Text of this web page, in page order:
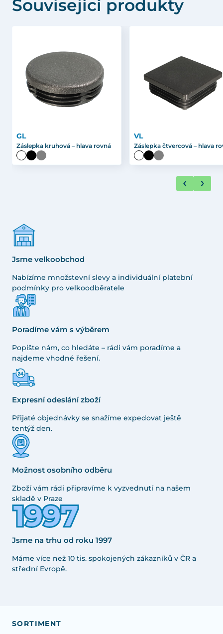
Související produkty
GL
Záslepka kruhová – hlava rovná
VL
Záslepka čtvercová – hlava
Jsme velkoobchod
Nabízíme množstevní slevy a individuální platební
podmínky pro velkoodběratele
Poradíme vám s výběrem
Popište nám, co hledáte – rádi vám poradíme a
najdeme vhodné řešení.
Expresní odeslání zboží
Přijaté objednávky se snažíme expedovat ještě
tentýž den.
Možnost osobního odběru
Zboží vám rádi připravíme k vyzvednutí na našem
skladě v Praze
Jsme na trhu od roku 1997
Máme více než 10 tis. spokojených zákazníků v ČR a
střední Evropě.
SORTIMENT